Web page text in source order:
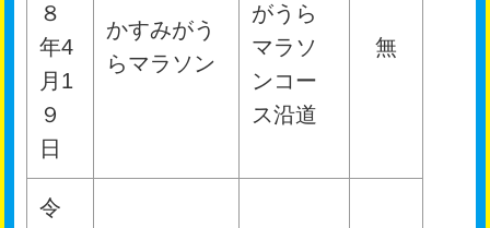
８
年4
月1
９
日
かすみがう
らマラソン
がうら
マラソ
ンコー
ス沿道
無
令